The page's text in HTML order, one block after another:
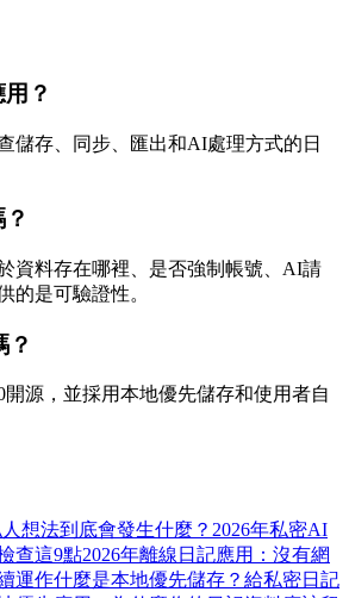
？
儲存、同步、匯出和AI處理方式的日
資料存在哪裡、是否強制帳號、AI請
的是可驗證性。
？
開源，並採用本地優先儲存和使用者自
想法到底會發生什麼？ 2026年私密AI
查這9點2026年離線日記應用：沒有網
運作什麼是本地優先儲存？給私密日記